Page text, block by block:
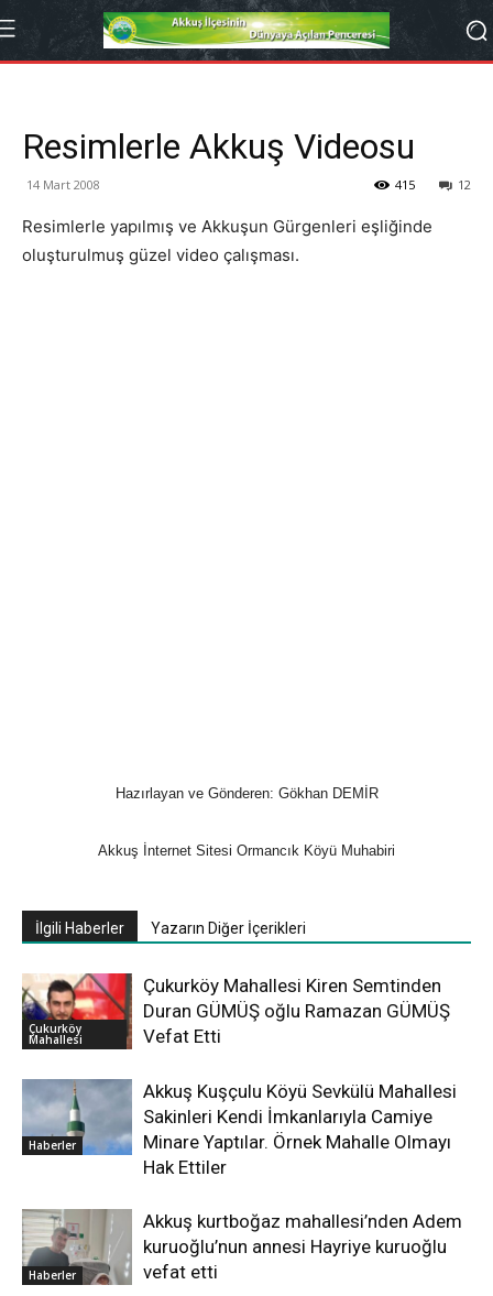
Resimlerle Akkuş Videosu
14 Mart 2008 12
415
Resimlerle yapılmış ve Akkuşun Gürgenleri eşliğinde
oluşturulmuş güzel video çalışması.
Hazırlayan ve Gönderen: Gökhan DEMİR
Akkuş İnternet Sitesi Ormancık Köyü Muhabiri
İlgili Haberler Yazarın Diğer İçerikleri
Çukurköy
Mahallesi
Çukurköy Mahallesi Kiren Semtinden
Duran GÜMÜŞ oğlu Ramazan GÜMÜŞ
Vefat Etti
Haberler
Akkuş Kuşçulu Köyü Sevkülü Mahallesi
Sakinleri Kendi İmkanlarıyla Camiye
Minare Yaptılar. Örnek Mahalle Olmayı
Hak Ettiler
Haberler
Akkuş kurtboğaz mahallesi’nden Adem
kuruoğlu’nun annesi Hayriye kuruoğlu
vefat etti